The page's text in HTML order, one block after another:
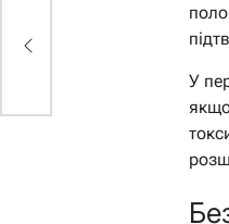
У